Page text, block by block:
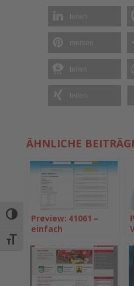
Umschalten auf hohe
Schrift vergrößern
ÄHNLICHE
Preview: 41061 –
einfach